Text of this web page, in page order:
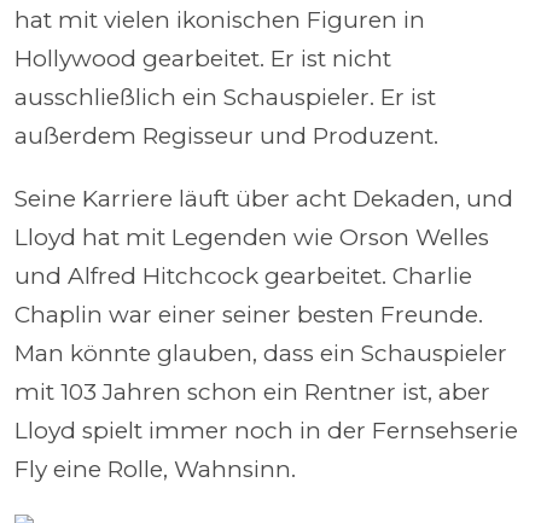
hat mit vielen ikonischen Figuren in
Hollywood gearbeitet. Er ist nicht
ausschließlich ein Schauspieler. Er ist
außerdem Regisseur und Produzent.
Seine Karriere läuft über acht Dekaden, und
Lloyd hat mit Legenden wie Orson Welles
und Alfred Hitchcock gearbeitet. Charlie
Chaplin war einer seiner besten Freunde.
Man könnte glauben, dass ein Schauspieler
mit 103 Jahren schon ein Rentner ist, aber
Lloyd spielt immer noch in der Fernsehserie
Fly eine Rolle, Wahnsinn.